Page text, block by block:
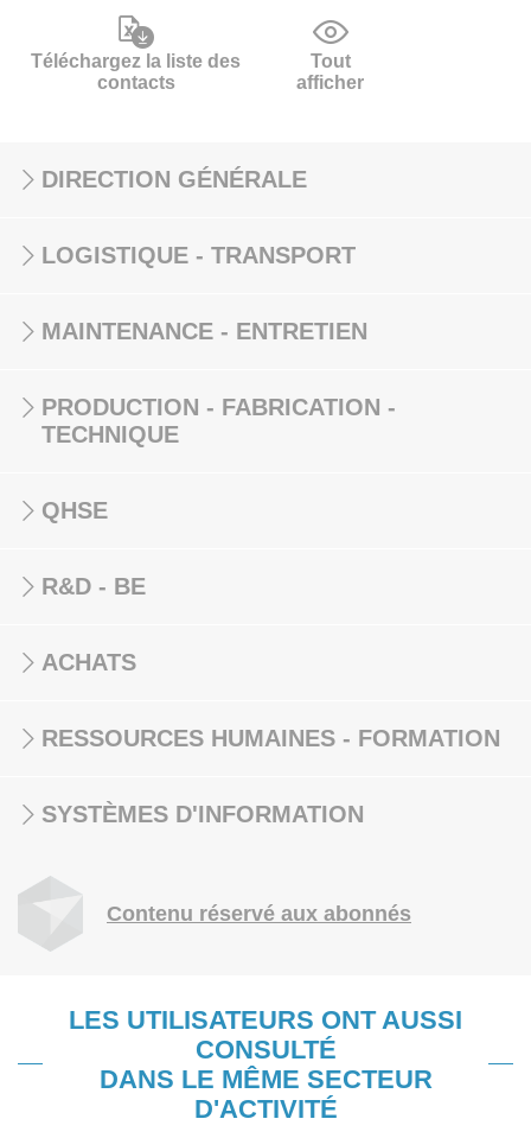
Téléchargez la liste des
contacts
Tout
afficher
DIRECTION GÉNÉRALE
LOGISTIQUE - TRANSPORT
MAINTENANCE - ENTRETIEN
PRODUCTION - FABRICATION -
TECHNIQUE
QHSE
R&D - BE
ACHATS
RESSOURCES HUMAINES - FORMATION
SYSTÈMES D'INFORMATION
Contenu réservé aux abonnés
LES UTILISATEURS ONT AUSSI
CONSULTÉ
DANS LE MÊME SECTEUR
D'ACTIVITÉ